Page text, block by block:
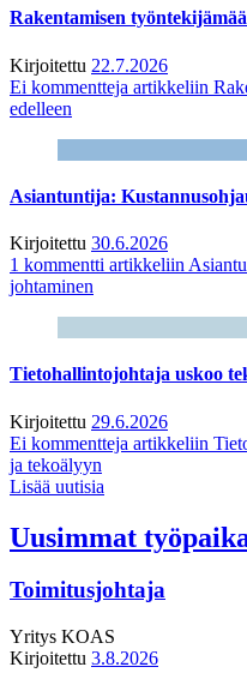
Rakentamisen
Kirjoitettu 22.7.2026
Ei kommentteja artikkeliin
edelleen
Asiantuntija:
Kirjoitettu 30.6.2026
1 kommentti artikkeliin
johtaminen
Tietohallintojohtaja uskoo
Kirjoitettu 29.6.2026
Ei kommentteja artikkeliin
ja tekoälyyn
Lisää uutisia
Uusimmat
Toimitusjohtaja
Yritys KOAS
Kirjoitettu 3.8.2026